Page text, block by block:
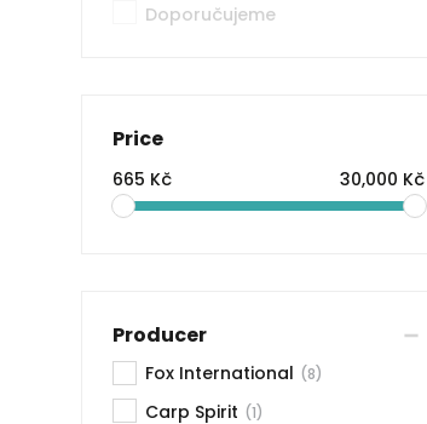
Doporučujeme
Price
665 Kč 30,000 Kč
Producer
Fox International (8)
Carp Spirit (1)